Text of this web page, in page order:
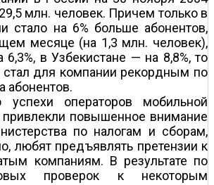
млн. человек. Причем только в
стало на 6% больше абонентов,
месяце (на 1,3 млн. человек),
в Узбекистане — на 8,8%, то
стал для компании рекордным по
абонентов.
успехи операторов мобильной
повышенное внимание
по налогам и сборам,
любят предъявлять претензии к
компаниям. В результате по
проверок к некоторым